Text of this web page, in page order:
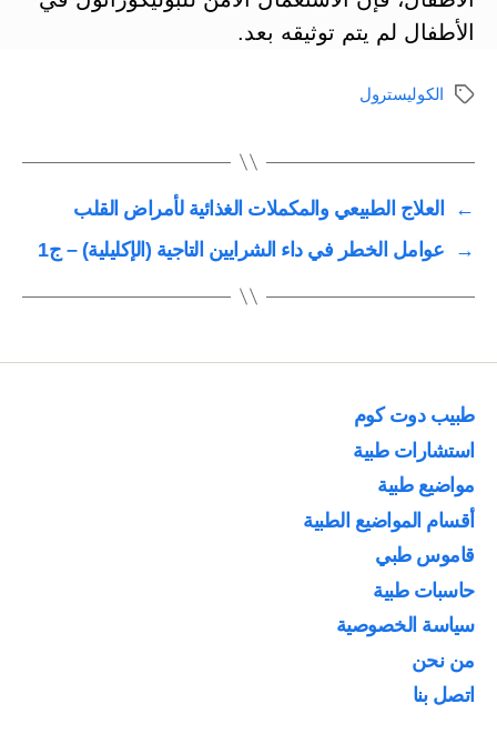
الأطفال لم يتم توثيقه بعد.
الوسومالكوليسترول
←
العلاج الطبيعي والمكملات الغذائية لأمراض القلب
→
عوامل الخطر في داء الشرايين التاجية (الإكليلية) – ج1
طبيب دوت كوم
استشارات طبية
مواضيع طبية
أقسام المواضيع الطبية
قاموس طبي
حاسبات طبية
سياسة الخصوصية
من نحن
اتصل بنا